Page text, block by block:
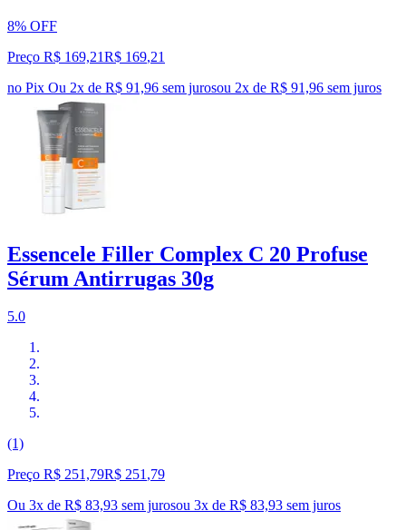
8% OFF
Preço R$ 169,21R$ 169,21
no Pix Ou 2x de R$ 91,96 sem jurosou 2x de R$ 91,96 sem juros
Essencele Filler Complex C 20 Profuse
Sérum Antirrugas 30g
5.0
(1)
Preço R$ 251,79R$ 251,79
Ou 3x de R$ 83,93 sem jurosou 3x de R$ 83,93 sem juros